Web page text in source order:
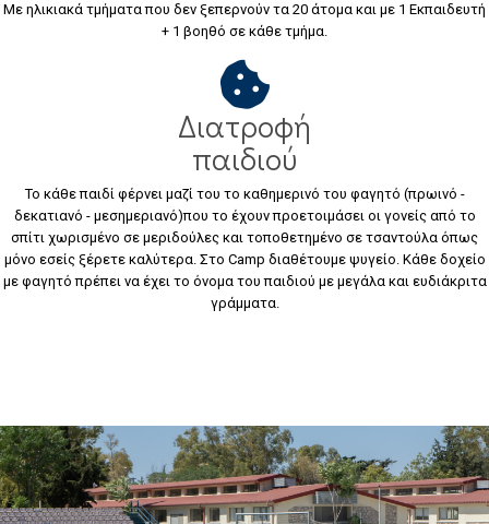
Με ηλικιακά τμήματα που δεν ξεπερνούν τα 20 άτομα και με 1 Εκπαιδευτή
+ 1 βοηθό σε κάθε τμήμα.
Διατροφή
παιδιού
Το κάθε παιδί φέρνει μαζί του το καθημερινό του φαγητό (πρωινό -
δεκατιανό - μεσημεριανό)που το έχουν προετοιμάσει οι γονείς από το
σπίτι χωρισμένο σε μεριδούλες και τοποθετημένο σε τσαντούλα όπως
μόνο εσείς ξέρετε καλύτερα. Στο Camp διαθέτουμε ψυγείο. Κάθε δοχείο
με φαγητό πρέπει να έχει το όνομα του παιδιού με μεγάλα και ευδιάκριτα
γράμματα.